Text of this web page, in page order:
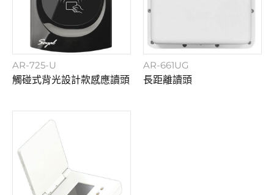
AR-725-U
觸碰式背光設計款感應讀頭
AR-661UG
長距離讀頭